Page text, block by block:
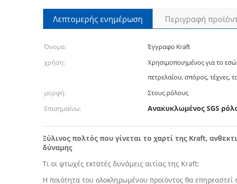
Λεπτομερής ενημέρωση Περιγραφή
Όνομα: Έγγραφο Kraft
χρήση:
Χρησιμοποιημένος για το
πετρελαίου, σπόρος, τέχνες,
μορφή: Στους ρόλους
Επισημαίνω:
Ανακυκλωμένος SGS
Ξύλινος πολτός που γίνεται το χαρτί της Kraft,
δύναμης
Τι οι φτωχές εκτατές δυνάμεις αιτίας της Kraft;
Η ποιότητα του ολοκληρωμένου προϊόντος θα